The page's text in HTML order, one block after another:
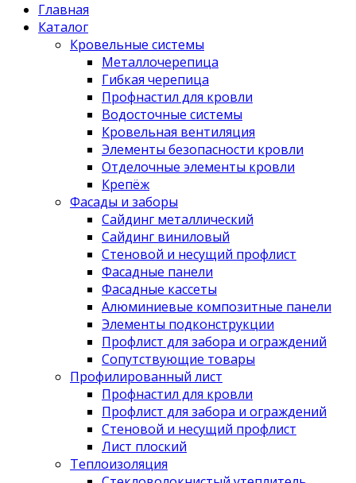
Главная
Каталог
Кровельные системы
Металлочерепица
Гибкая черепица
Профнастил для кровли
Водосточные системы
Кровельная вентиляция
Элементы безопасности кровли
Отделочные элементы кровли
Крепёж
Фасады и заборы
Сайдинг металлический
Сайдинг виниловый
Стеновой и несущий профлист
Фасадные панели
Фасадные кассеты
Алюминиевые композитные панели
Элементы подконструкции
Профлист для забора и ограждений
Сопутствующие товары
Профилированный лист
Профнастил для кровли
Профлист для забора и ограждений
Стеновой и несущий профлист
Лист плоский
Теплоизоляция